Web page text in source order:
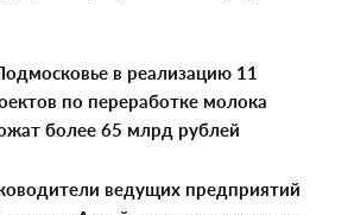
в реализацию 11
по переработке молока
более 65 млрд рублей
ведущих предприятий